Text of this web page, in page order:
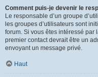
Comment puis-je devenir le
Le responsable d’un groupe
les groupes d’utilisateurs sont
forum. Si vous êtes intéressé par
premier contact devrait être un
envoyant un message privé.
Haut